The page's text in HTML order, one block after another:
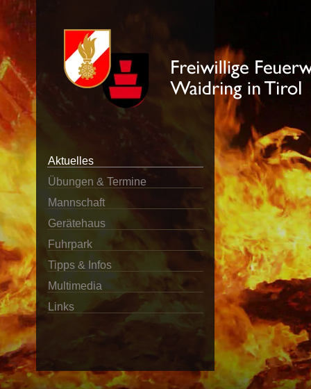
Aktuelles
Übungen & Termine
Mannschaft
Gerätehaus
Fuhrpark
Tipps & Infos
Multimedia
Links